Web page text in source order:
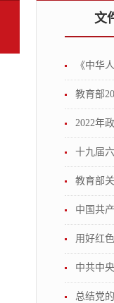
文
《中华
教育部
2022年
十九届
教育部
中国共
用好红
中共中
总结党